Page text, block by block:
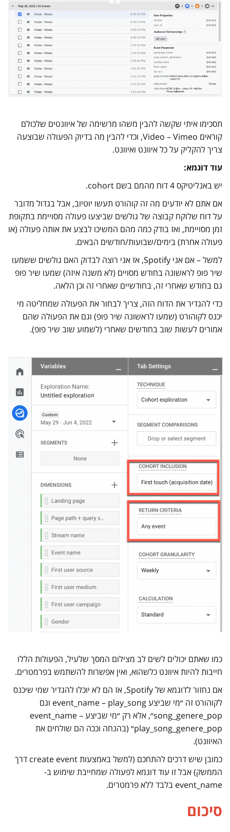
תסכימו איתי שקשה להבין משהו מרשימה של איוונטים שלכולם
קוראים Video – Vimeo, וכדי להבין מה בדיוק הפעולה שבוצעה
צריך להקליק על כל איוונט ואיוונט.
עוד דוגמא:
יש באנליטיקס 4 דוח מהמם בשם cohort.
אם אתם לא יודעים מה זה קוהורט תעשו יוטיוב, אבל בגדול מדובר
על דוח שלוקח קבוצה של גולשים שביצעו פעולה מסויימת בתקופת
זמן מסויימת, ואז בודק כמה מהם המשיכו לבצע את אותה פעולה (או
פעולה אחרת) בימים/שבועות/חודשים הבאים.
למשל – אם אני Spotify, אז אני רוצה לבדוק האם גולשים ששמעו
שיר פופ לראשונה בחודש מסויים (לא משנה איזה) שמעו שיר פופ
גם בחודש שאחרי זה, בחודשיים שאחרי זה וכן הלאה.
כדי להגדיר את הדוח הזה, צריך לבחור את הפעולה שמחליטה מי
יכנס לקוהורט (שמעו לראשונה שיר פופ) וגם את הפעולה שהם
אמורים לעשות שוב בחודשים שאחרי (לשמוע שוב שיר פופ).
כמו שאתם יכולים לשים לב מצילום המסך שלעיל, הפעולות הללו
חייבות להיות איוונט כלשהוא, ואין אפשרות להשתמש בפרמטרים.
אם נחזור לדוגמא של Spotify, אז הם לא יוכלו להגדיר שמי שיכנס
לקוהורט זה ״מי שביצע event_name – play_song וגם
song_genere_pop״, אלא רק ״מי שביצע event_name –
play_song_genere_pop״ (בהנחה וככה הם שולחים את
האיוונט).
כמובן שיש דרכים להתחכם (למשל באמצעות create event דרך
הממשק) אבל זו עוד דוגמא לפעולה שמחייבת שימוש ב-
event_name בלבד ללא פרמטרים.
סיכום